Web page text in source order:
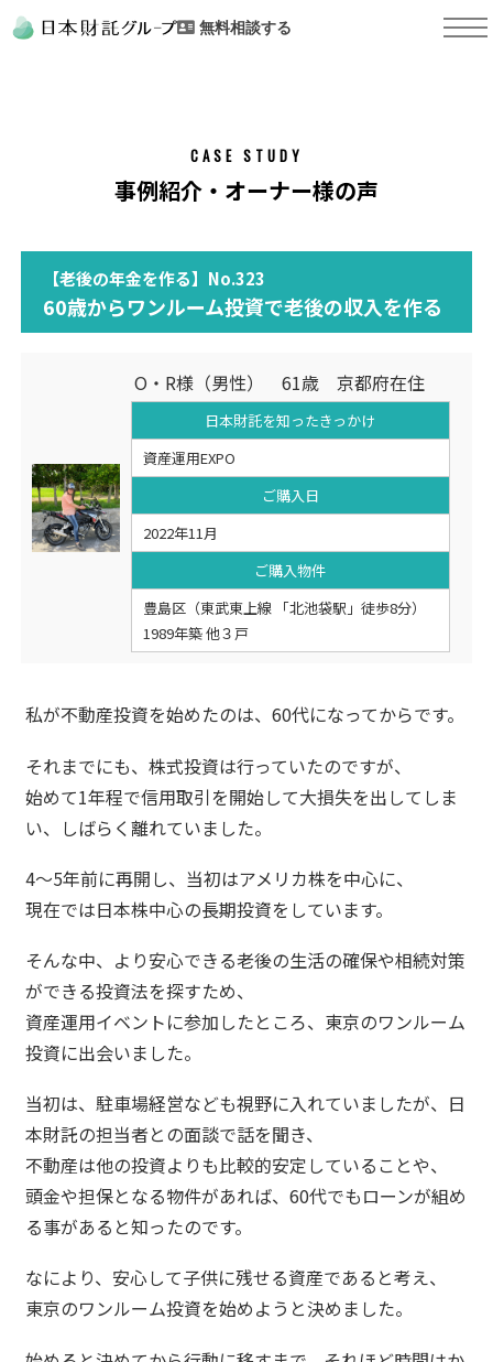
無料相談する
CASE STUDY
事例紹介・オーナー様の声
【老後の年金を作る】No.323
60歳からワンルーム投資で老後の収入を作る
O・R様（男性） 61歳 京都府在住
日本財託を知ったきっかけ
資産運用EXPO
ご購入日
2022年11月
ご購入物件
豊島区（東武東上線 「北池袋駅」徒歩8分）
1989年築 他３戸
私が不動産投資を始めたのは、60代になってからです。
それまでにも、株式投資は行っていたのですが、
始めて1年程で信用取引を開始して大損失を出してしま
い、しばらく離れていました。
4〜5年前に再開し、当初はアメリカ株を中心に、
現在では日本株中心の長期投資をしています。
そんな中、より安心できる老後の生活の確保や相続対策
ができる投資法を探すため、
資産運用イベントに参加したところ、東京のワンルーム
投資に出会いました。
当初は、駐車場経営なども視野に入れていましたが、日
本財託の担当者との面談で話を聞き、
不動産は他の投資よりも比較的安定していることや、
頭金や担保となる物件があれば、60代でもローンが組め
る事があると知ったのです。
なにより、安心して子供に残せる資産であると考え、
東京のワンルーム投資を始めようと決めました。